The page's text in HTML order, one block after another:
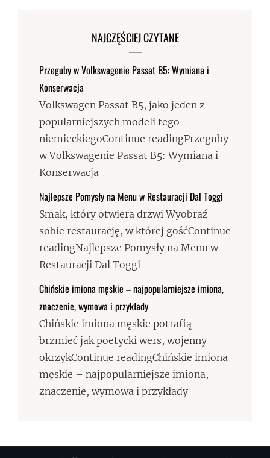
NAJCZĘŚCIEJ CZYTANE
Przeguby w Volkswagenie Passat B5: Wymiana i
Konserwacja
Volkswagen Passat B5, jako jeden z
popularniejszych modeli tego
niemieckiegoContinue readingPrzeguby
w Volkswagenie Passat B5: Wymiana i
Konserwacja
Najlepsze Pomysły na Menu w Restauracji Dal Toggi
Smak, który otwiera drzwi Wyobraź
sobie restaurację, w której gośćContinue
readingNajlepsze Pomysły na Menu w
Restauracji Dal Toggi
Chińskie imiona męskie – najpopularniejsze imiona,
znaczenie, wymowa i przykłady
Chińskie imiona męskie potrafią
brzmieć jak poetycki wers, wojenny
okrzykContinue readingChińskie imiona
męskie – najpopularniejsze imiona,
znaczenie, wymowa i przykłady